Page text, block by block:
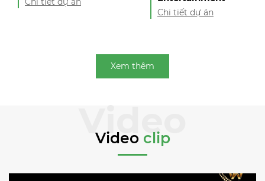
Chi tiết dự án
Xem thêm
Video clip